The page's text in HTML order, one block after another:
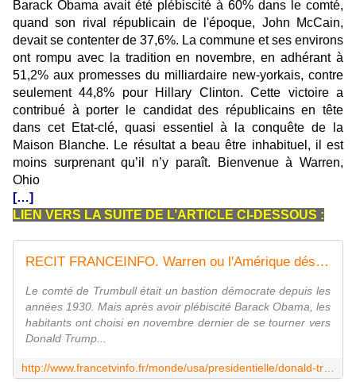
Barack Obama avait été plébiscité à 60% dans le comté,
quand son rival républicain de l'époque, John McCain,
devait se contenter de 37,6%. La commune et ses environs
ont rompu avec la tradition en novembre, en adhérant à
51,2% aux promesses du milliardaire new-yorkais, contre
seulement 44,8% pour Hillary Clinton. Cette victoire a
contribué à porter le candidat des républicains en tête
dans cet Etat-clé, quasi essentiel à la conquête de la
Maison Blanche. Le résultat a beau être inhabituel, il est
moins surprenant qu’il n’y paraît. Bienvenue à Warren,
Ohio
[…]
LIEN VERS LA SUITE DE L’ARTICLE CI-DESSOUS :
RECIT FRANCEINFO. Warren ou l'Amérique désenchantée : comment une petite ville de l'Ohio a basculé d'Obama à Trump
Le comté de Trumbull était un bastion démocrate depuis les
années 1930. Mais après avoir plébiscité Barack Obama, les
habitants ont choisi en novembre dernier de se tourner vers
Donald Trump...